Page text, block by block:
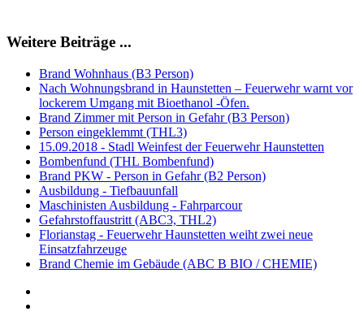
Weitere Beiträge ...
Brand Wohnhaus (B3 Person)
Nach Wohnungsbrand in Haunstetten – Feuerwehr warnt vor
lockerem Umgang mit Bioethanol -Öfen.
Brand Zimmer mit Person in Gefahr (B3 Person)
Person eingeklemmt (THL3)
15.09.2018 - Stadl Weinfest der Feuerwehr Haunstetten
Bombenfund (THL Bombenfund)
Brand PKW - Person in Gefahr (B2 Person)
Ausbildung - Tiefbauunfall
Maschinisten Ausbildung - Fahrparcour
Gefahrstoffaustritt (ABC3, THL2)
Florianstag - Feuerwehr Haunstetten weiht zwei neue
Einsatzfahrzeuge
Brand Chemie im Gebäude (ABC B BIO / CHEMIE)